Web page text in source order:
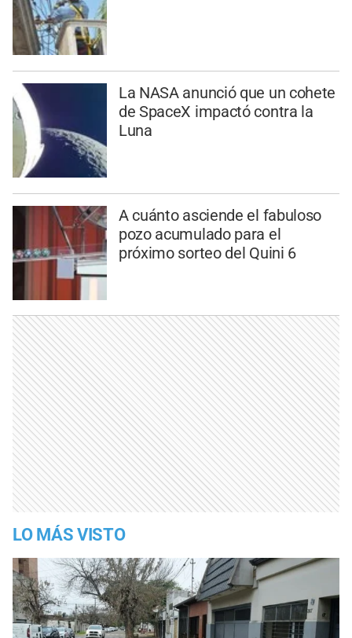
La NASA anunció que un cohete
de SpaceX impactó contra la
Luna
A cuánto asciende el fabuloso
pozo acumulado para el
próximo sorteo del Quini 6
LO MÁS VISTO